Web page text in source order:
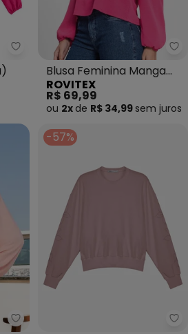
Marialícia - Blusa Feminino
Blusa Feminina Manga
Princesa (Rosa)
ROVITEX
R$ 69,99
ou 2x de R$ 34,99 sem juros
Quintess - Blusa (Rosê) em
-57%